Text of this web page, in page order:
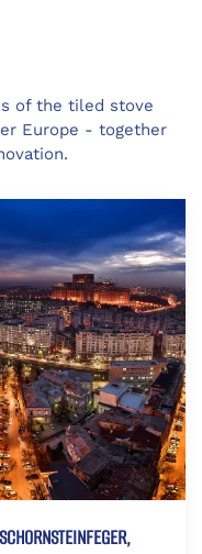
of the tiled stove
Europe - together